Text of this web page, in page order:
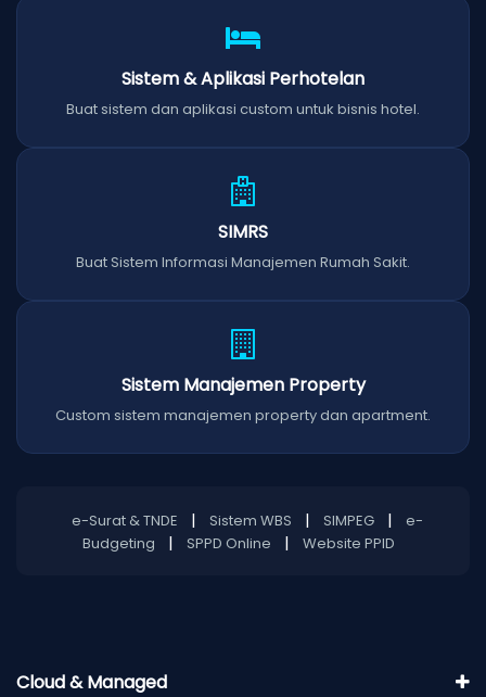
Sistem & Aplikasi Perhotelan
Buat sistem dan aplikasi custom untuk bisnis hotel.
SIMRS
Buat Sistem Informasi Manajemen Rumah Sakit.
Sistem Manajemen Property
Custom sistem manajemen property dan apartment.
e-Surat & TNDE | Sistem WBS | SIMPEG |
e-
Budgeting
| SPPD Online | Website PPID
Cloud & Managed